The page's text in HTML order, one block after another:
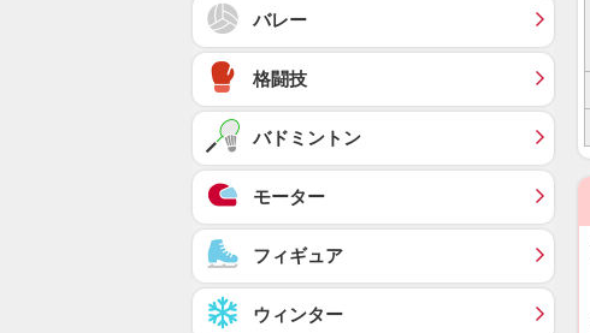
バレー
格闘技
バドミントン
モーター
フィギュア
ウィンター